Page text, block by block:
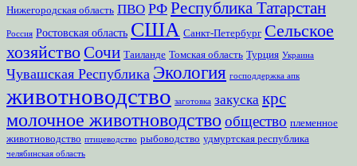
Нижегородская область ПВО РФ Республика Татарстан
Россия Ростовская область США Санкт-Петербург Сельское
хозяйствоСочи Таиланде Томская область Турция Украина
Чувашская Республика Экология господдержка апк
животноводство заготовка закуска крс
молочное животноводство общество племенное
животноводство птицеводство рыбоводство удмуртская республика
челябинская область